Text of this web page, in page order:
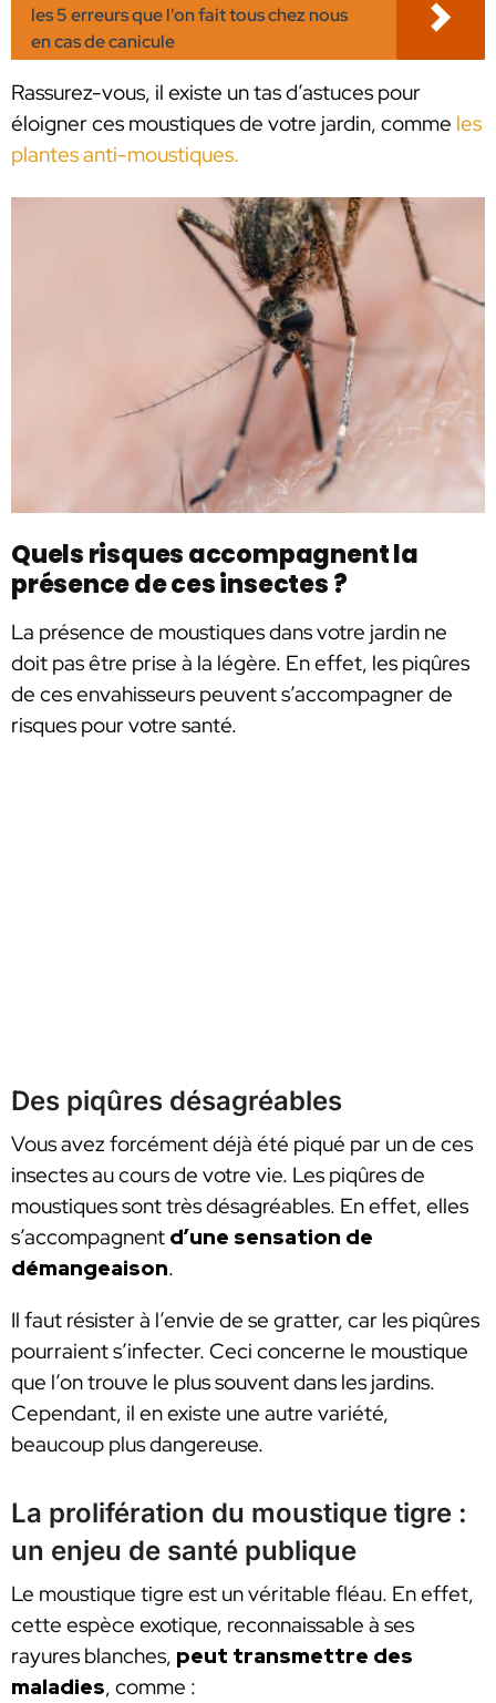
les 5 erreurs que l'on fait tous chez nous
en cas de canicule
Rassurez-vous, il existe un tas d’astuces pour
éloigner ces moustiques de votre jardin, comme les
plantes anti-moustiques.
Quels risques accompagnent la
présence de ces insectes ?
La présence de moustiques dans votre jardin ne
doit pas être prise à la légère. En effet, les piqûres
de ces envahisseurs peuvent s’accompagner de
risques pour votre santé.
Des piqûres désagréables
Vous avez forcément déjà été piqué par un de ces
insectes au cours de votre vie. Les piqûres de
moustiques sont très désagréables. En effet, elles
s’accompagnent d’une sensation de
démangeaison.
Il faut résister à l’envie de se gratter, car les piqûres
pourraient s’infecter. Ceci concerne le moustique
que l’on trouve le plus souvent dans les jardins.
Cependant, il en existe une autre variété,
beaucoup plus dangereuse.
La prolifération du moustique tigre :
un enjeu de santé publique
Le moustique tigre est un véritable fléau. En effet,
cette espèce exotique, reconnaissable à ses
rayures blanches, peut transmettre des
maladies, comme :